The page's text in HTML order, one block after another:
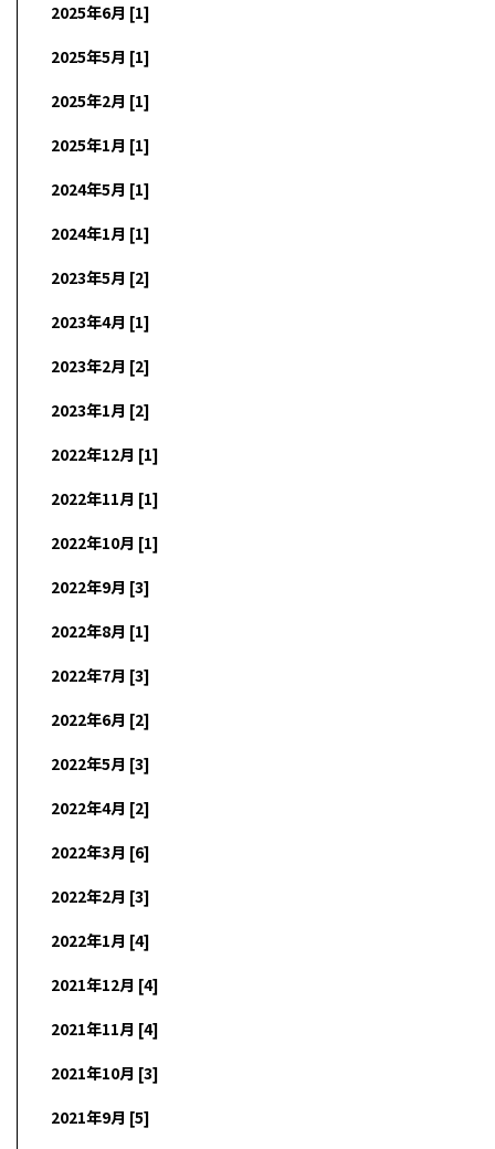
2025年6月 [1]
2025年5月 [1]
2025年2月 [1]
2025年1月 [1]
2024年5月 [1]
2024年1月 [1]
2023年5月 [2]
2023年4月 [1]
2023年2月 [2]
2023年1月 [2]
2022年12月 [1]
2022年11月 [1]
2022年10月 [1]
2022年9月 [3]
2022年8月 [1]
2022年7月 [3]
2022年6月 [2]
2022年5月 [3]
2022年4月 [2]
2022年3月 [6]
2022年2月 [3]
2022年1月 [4]
2021年12月 [4]
2021年11月 [4]
2021年10月 [3]
2021年9月 [5]